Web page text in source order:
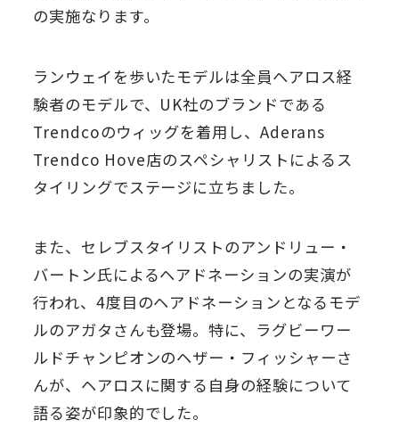
の実施なります。
ランウェイを歩いたモデルは全員ヘアロス経
験者のモデルで、UK社のブランドである
Trendcoのウィッグを着用し、Aderans
Trendco Hove店のスペシャリストによるス
タイリングでステージに立ちました。
また、セレブスタイリストのアンドリュー・
バートン氏によるヘアドネーションの実演が
行われ、4度目のヘアドネーションとなるモデ
ルのアガタさんも登場。特に、ラグビーワー
ルドチャンピオンのヘザー・フィッシャーさ
んが、ヘアロスに関する自身の経験について
語る姿が印象的でした。